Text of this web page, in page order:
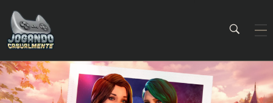
Jogando Casualmente
Conteúdo family friendly sobre games! Desde 2019 analisando jogos.